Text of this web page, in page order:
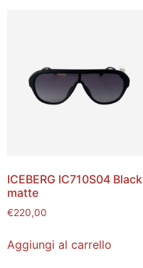
ICEBERG IC710S04 Black
matte
€220,00
Aggiungi al carrello